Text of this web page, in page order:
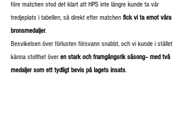
före matchen stod det klart att HPS inte längre kunde ta vår
tredjeplats i tabellen, så direkt efter matchen fick vi ta emot våra
bronsmedaljer.
Besvikelsen över förlusten försvann snabbt, och vi kunde i stället
känna stolthet över en stark och framgångsrik säsong– med två
medaljer som ett tydligt bevis på lagets insats.